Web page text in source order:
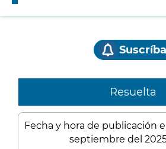
Resuelta
Fecha y hora de publicación
septiembre del